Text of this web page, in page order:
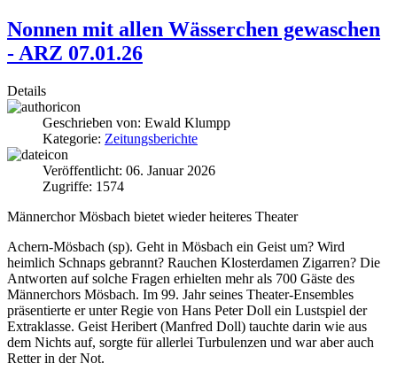
Nonnen mit allen Wässerchen gewaschen
- ARZ 07.01.26
Details
Geschrieben von: Ewald Klumpp
Kategorie: Zeitungsberichte
Veröffentlicht: 06. Januar 2026
Zugriffe: 1574
Männerchor Mösbach bietet wieder heiteres Theater
Achern-Mösbach (sp). Geht in Mösbach ein Geist um? Wird
heimlich Schnaps gebrannt? Rauchen Klosterdamen Zigarren? Die
Antworten auf solche Fragen erhielten mehr als 700 Gäste des
Männerchors Mösbach. Im 99. Jahr seines Theater-Ensembles
präsentierte er unter Regie von Hans Peter Doll ein Lustspiel der
Extraklasse. Geist Heribert (Manfred Doll) tauchte darin wie aus
dem Nichts auf, sorgte für allerlei Turbulenzen und war aber auch
Retter in der Not.